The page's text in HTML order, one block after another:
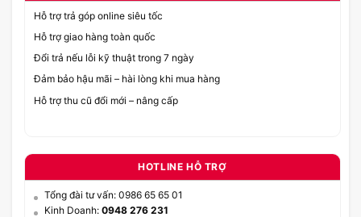
Hỗ trợ trả góp online siêu tốc
Hỗ trợ giao hàng toàn quốc
Đổi trả nếu lỗi kỹ thuật trong 7 ngày
Đảm bảo hậu mãi – hài lòng khi mua hàng
Hỗ trợ thu cũ đổi mới – nâng cấp
HOTLINE HỖ TRỢ
Tổng đài tư vấn: 0986 65 65 01
Kinh Doanh: 0948 276 231